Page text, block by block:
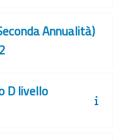
Annualità)
D livello